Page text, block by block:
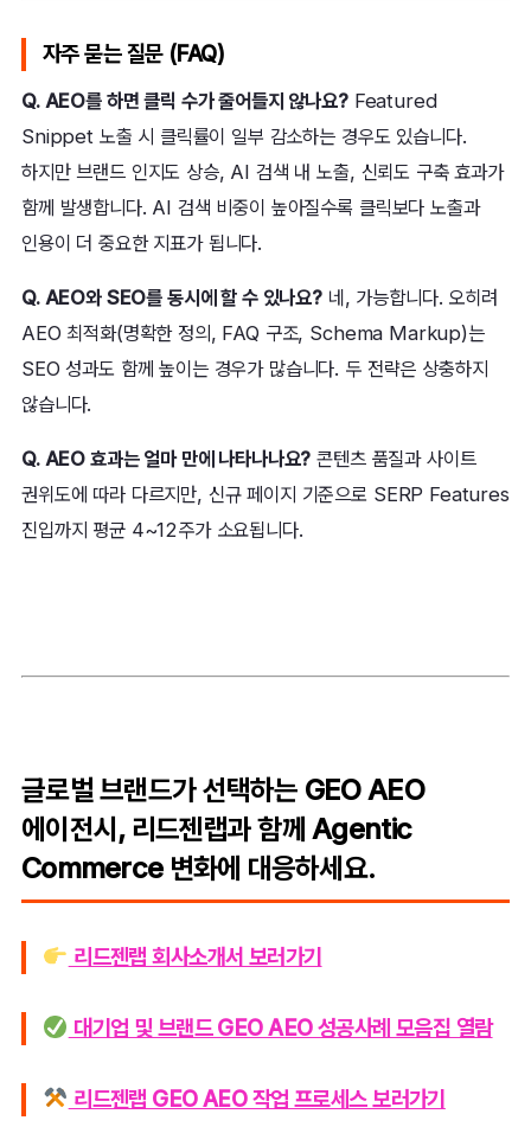
자주 묻는 질문 (FAQ)
Q. AEO를 하면 클릭 수가 줄어들지 않나요?Featured
Snippet 노출 시 클릭률이 일부 감소하는 경우도 있습니다.
하지만 브랜드 인지도 상승, AI 검색 내 노출, 신뢰도 구축 효과가
함께 발생합니다. AI 검색 비중이 높아질수록 클릭보다 노출과
인용이 더 중요한 지표가 됩니다.
Q. AEO와 SEO를 동시에 할 수 있나요? 네, 가능합니다. 오히려
AEO 최적화(명확한 정의, FAQ 구조, Schema Markup)는
SEO 성과도 함께 높이는 경우가 많습니다. 두 전략은 상충하지
않습니다.
Q. AEO 효과는 얼마 만에 나타나나요? 콘텐츠 품질과 사이트
권위도에 따라 다르지만, 신규 페이지 기준으로 SERP Features
진입까지 평균 4~12주가 소요됩니다.
글로벌 브랜드가 선택하는 GEO AEO
에이전시, 리드젠랩과 함께 Agentic
Commerce 변화에 대응하세요.
리드젠랩 회사소개서 보러가기
대기업 및 브랜드 GEO AEO 성공사례 모음집 열람
리드젠랩 GEO AEO 작업 프로세스 보러가기